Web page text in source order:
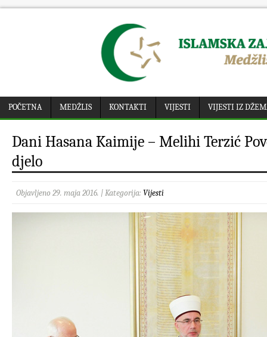
POČETNA MEDŽLIS KONTAKTI VIJESTI VIJESTI IZ
Dani Hasana Kaimije – Melihi Terzić
djelo
Objavljeno 29. maja 2016. | Kategorija: Vijesti